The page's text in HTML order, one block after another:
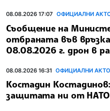
08.08.2026 17:07 ОФИЦИАЛНИ
Съобщение на
отбраната във
08.08.2026 г. дрон в
08.08.2026 16:31 ОФИЦИАЛНИ
Костадин Костадинов:
защитата ни от НАТО